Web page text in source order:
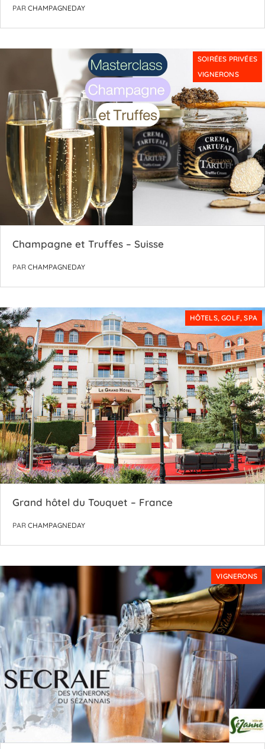
PAR CHAMPAGNEDAY
SOIRÉES PRIVÉES
VIGNERONS
Champagne et Truffes – Suisse
PAR CHAMPAGNEDAY
HÔTELS, GOLF, SPA
Grand hôtel du Touquet – France
PAR CHAMPAGNEDAY
VIGNERONS